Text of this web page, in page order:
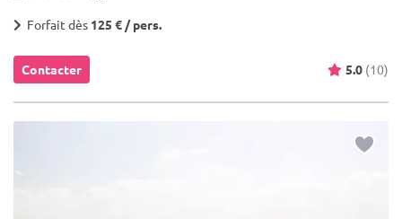
Forfait dès 125 € / pers.
Contacter 5.0 (10)